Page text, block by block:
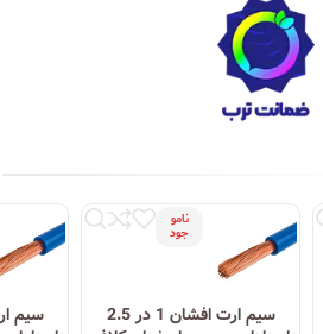
نامو
جود
سیم ارت افشان 1 در 2.5